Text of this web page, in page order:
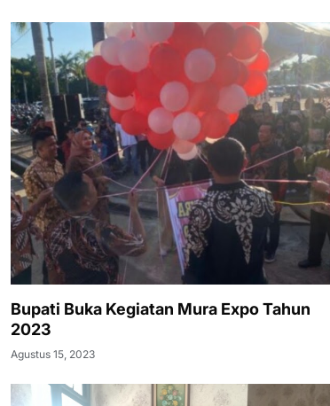
Bupati Buka Kegiatan Mura Expo Tahun
2023
Agustus 15, 2023